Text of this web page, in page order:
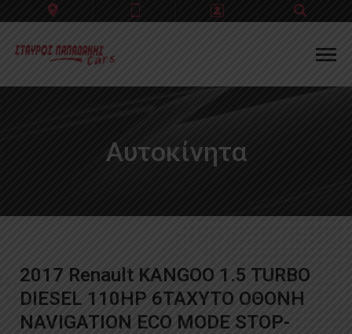
Account
Check Out
Sign Out
Αυτοκίνητα
2017 Renault KANGOO 1.5 TURBO
DIESEL 110HP 6ΤΑΧΥΤΟ ΟΘΟΝΗ
NAVIGATION ECO MODE STOP-